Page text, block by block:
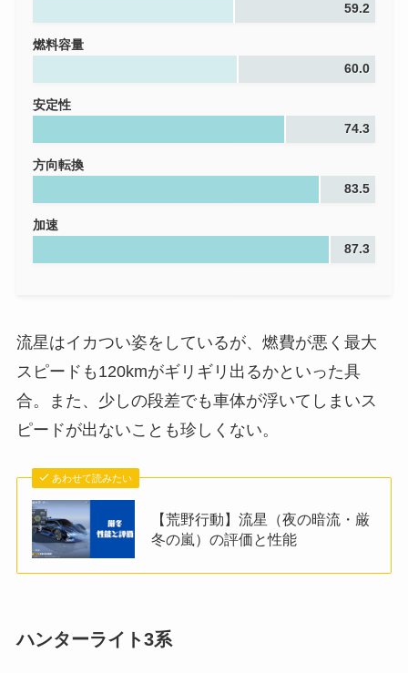
59.2
燃料容量
60.0
安定性
74.3
方向転換
83.5
加速
87.3
流星はイカつい姿をしているが、燃費が悪く最大
スピードも120kmがギリギリ出るかといった具
合。また、少しの段差でも車体が浮いてしまいス
ピードが出ないことも珍しくない。
あわせて読みたい
【荒野行動】流星（夜の暗流・厳
冬の嵐）の評価と性能
ハンターライト3系